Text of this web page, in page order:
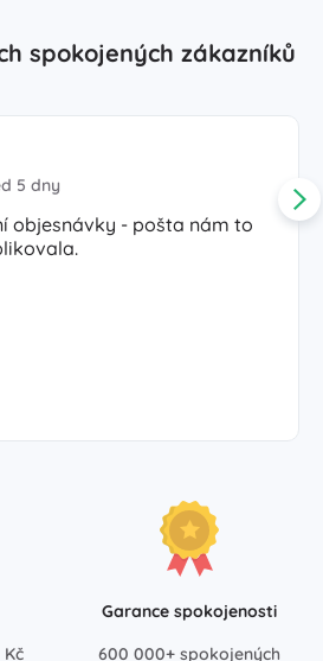
spokojených zákazníků
5 dny
objesnávky - pošta nám to
Garance spokojenosti
600 000+ spokojených